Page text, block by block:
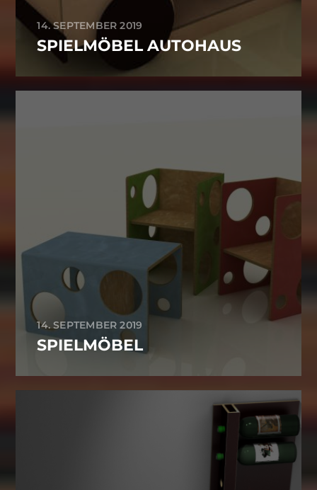
14. SEPTEMBER 2019
SPIELMÖBEL AUTOHAUS
14. SEPTEMBER 2019
SPIELMÖBEL